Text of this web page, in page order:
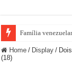
Família
Home / Display /
(18)